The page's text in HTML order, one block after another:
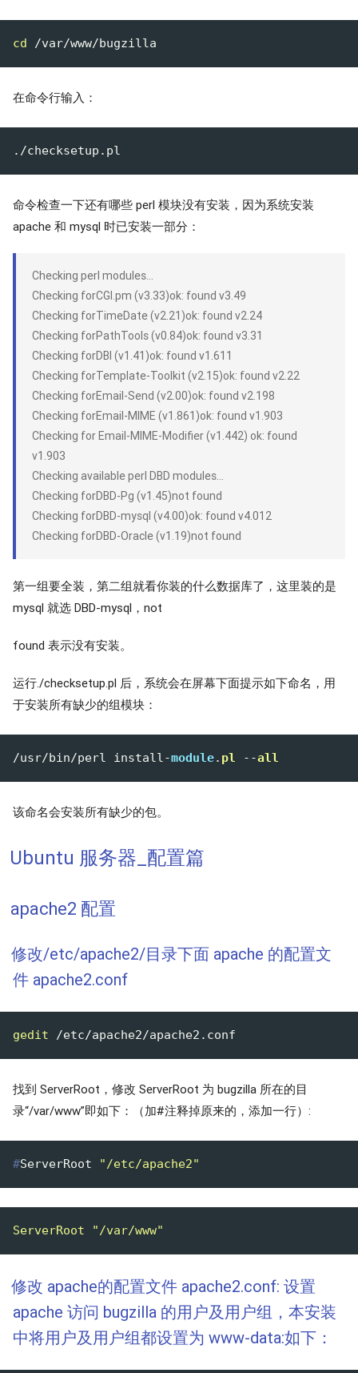
cd
在命令行输入：
命令检查一下还有哪些 perl 模块没有安装，因为系统安装
apache 和 mysql 时已安装一部分：
Checking perl modules…
Checking forCGI.pm (v3.33)ok: found v3.49
Checking forTimeDate (v2.21)ok: found v2.24
Checking forPathTools (v0.84)ok: found v3.31
Checking forDBI (v1.41)ok: found v1.611
Checking forTemplate-Toolkit (v2.15)ok: found v2.22
Checking forEmail-Send (v2.00)ok: found v2.198
Checking forEmail-MIME (v1.861)ok: found v1.903
Checking for Email-MIME-Modifier (v1.442) ok: found
v1.903
Checking available perl DBD modules…
Checking forDBD-Pg (v1.45)not found
Checking forDBD-mysql (v4.00)ok: found v4.012
Checking forDBD-Oracle (v1.19)not found
第一组要全装，第二组就看你装的什么数据库了，这里装的是
mysql 就选 DBD-mysql，not
found 表示没有安装。
运行./checksetup.pl 后，系统会在屏幕下面提示如下命名，用
于安装所有缺少的组模块：
/usr/bin/perl install-module. pl --all
该命名会安装所有缺少的包。
Ubuntu 服务器_配置篇
apache2 配置
修改/etc/apache2/目录下面 apache 的配置文
件 apache2.conf
gedit
找到 ServerRoot，修改 ServerRoot 为 bugzilla 所在的目
录“/var/www”即如下：（加#注释掉原来的，添加一行）:
#ServerRoot "/etc/apache2"
ServerRoot "/var/www"
修改 apache的配置文件 apache2.conf: 设置
apache 访问 bugzilla 的用户及用户组，本安装
中将用户及用户组都设置为 www-data:如下：